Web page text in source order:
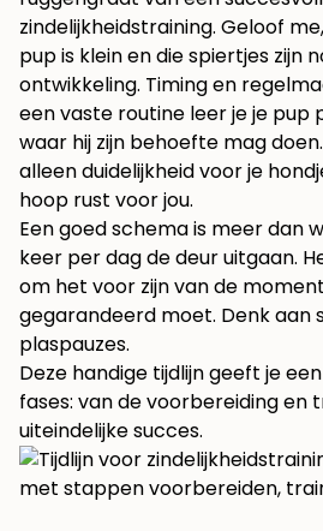
zindelijkheidstraining. Geloof
pup is klein en die spiertjes zijn
ontwikkeling. Timing en
een vaste routine leer je je pup
waar hij zijn behoefte mag
alleen duidelijkheid voor je
hoop rust voor jou.
Een goed schema is meer dan
keer per dag de deur uitgaan.
om het voor zijn van de
gegarandeerd moet. Denk aan
plaspauzes.
Deze handige tijdlijn geeft je
fases: van de voorbereiding en
uiteindelijke succes.